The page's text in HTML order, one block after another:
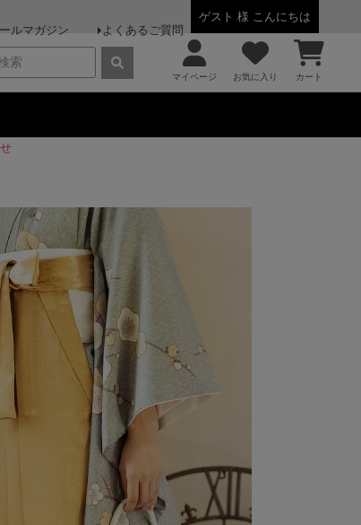
ゲスト 様 こんにちは
ルマガジン よくあるご質問
マイページ お気に入り カート